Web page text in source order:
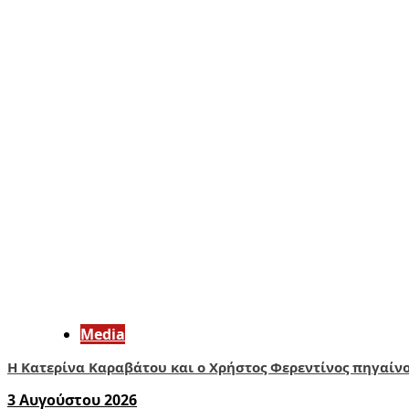
Media
Η Κατερίνα Καραβάτου και ο Χρήστος Φερεντίνος
3 Αυγούστου 2026